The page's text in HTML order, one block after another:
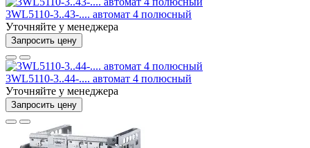
3WL5110-3..43-.... автомат 4 полюсный
Уточняйте у менеджера
Запросить цену
3WL5110-3..44-.... автомат 4 полюсный
Уточняйте у менеджера
Запросить цену